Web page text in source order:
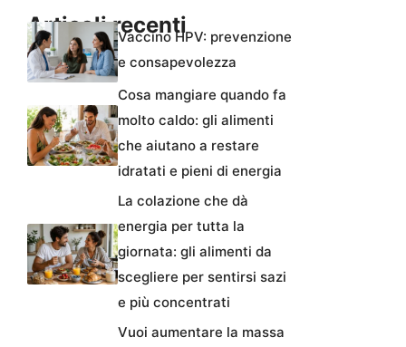
Articoli recentiVaccino HPV: prevenzione
e consapevolezza
Cosa mangiare quando fa
molto caldo: gli alimenti
che aiutano a restare
idratati e pieni di energia
La colazione che dà
energia per tutta la
giornata: gli alimenti da
scegliere per sentirsi sazi
e più concentrati
Vuoi aumentare la massa